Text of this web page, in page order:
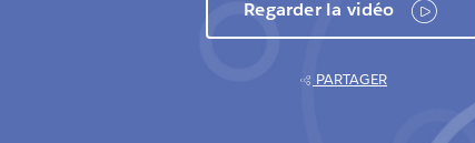
Regarder la vidéo
PARTAGER